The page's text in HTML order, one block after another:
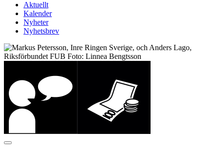
Aktuellt
Kalender
Nyheter
Nyhetsbrev